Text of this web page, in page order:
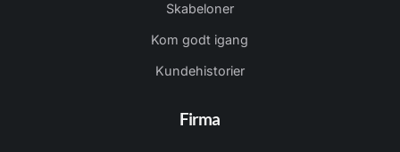
Skabeloner
Kom godt igang
Kundehistorier
Firma